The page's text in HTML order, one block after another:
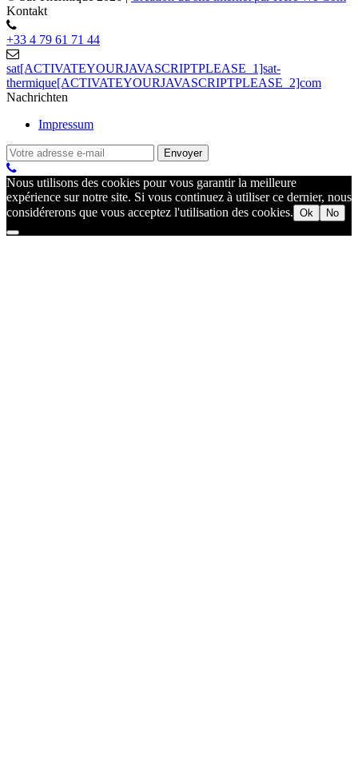
Kontakt
+33 4 79 61 71 44
sat[ACTIVATEYOURJAVASCRIPTPLEASE_1]sat-
thermique[ACTIVATEYOURJAVASCRIPTPLEASE_2]com
Nachrichten
Impressum
Nous utilisons des cookies pour vous garantir la meilleure
expérience sur notre site. Si vous continuez à utiliser ce dernier, nous
considérerons que vous acceptez l'utilisation des cookies. Ok No